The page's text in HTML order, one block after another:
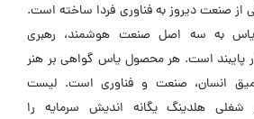
از صنعت دیروز به فناوری فردا ساخته است.
یاس به سه اصل صنعت هوشمند، رهبری
پایبند است. هر محصول یاس گواهی بر هنر
انسان، صنعت و فناوری است. لیست
شغلی هلدینگ یگانه اندیش سرمایه را